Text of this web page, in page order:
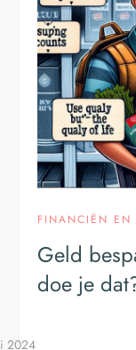
FINANCIËN EN
Geld
doe je